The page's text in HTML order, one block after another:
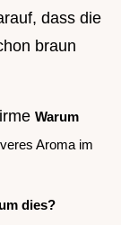
dass die
braun
Warum
Aroma im
dies?